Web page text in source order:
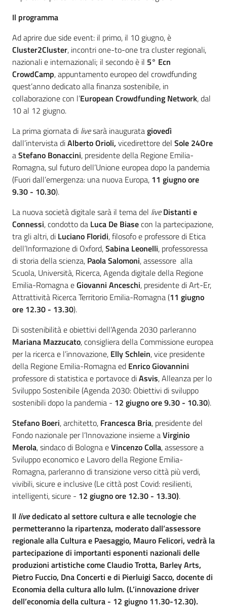
Il programma
Ad aprire due side event: il primo, il 10 giugno, è
Cluster2Cluster, incontri one-to-one tra cluster regionali,
nazionali e internazionali; il secondo è il 5° Ecn
CrowdCamp, appuntamento europeo del crowdfunding
quest’anno dedicato alla finanza sostenibile, in
collaborazione con l’European Crowdfunding Network, dal
10 al 12 giugno.
La prima giornata di livesarà inauguratagiovedì
dall’intervista diAlberto Orioli, vicedirettore del Sole 24Ore
aStefano Bonaccini, presidente della Regione Emilia-
Romagna, sul futuro dell’Unione europea dopo la pandemia
(Fuori dall’emergenza: una nuova Europa, 11 giugno ore
9.30 - 10.30).
La nuova società digitale sarà il tema del live Distanti e
Connessi, condotto da Luca De Biasecon la partecipazione,
tra gli altri, di Luciano Floridi, filosofo e professore di Etica
dell’Informazione di Oxford,Sabina Leonelli, professoressa
di storia della scienza, Paola Salomoni, assessore alla
Scuola, Università, Ricerca, Agenda digitale della Regione
Emilia-Romagna eGiovanni Anceschi, presidente di Art-Er,
Attrattività Ricerca Territorio Emilia-Romagna (11 giugno
ore 12.30 - 13.30).
Di sostenibilità e obiettivi dell’Agenda 2030 parleranno
Mariana Mazzucato, consigliera della Commissione europea
per la ricerca e l’innovazione, Elly Schlein, vice presidente
della Regione Emilia-Romagna ed Enrico Giovannini
professore di statistica e portavoce diAsvis, Alleanza per lo
Sviluppo Sostenibile (Agenda 2030: Obiettivi di sviluppo
sostenibili dopo la pandemia - 12 giugno ore 9.30 - 10.30).
Stefano Boeri, architetto, Francesca Bria, presidente del
Fondo nazionale per l’Innovazione insieme aVirginio
Merola, sindaco di Bologna eVincenzo Colla, assessore a
Sviluppo economico e Lavoro della Regione Emilia-
Romagna, parleranno di transizione verso città più verdi,
vivibili, sicure e inclusive (Le città post Covid: resilienti,
intelligenti, sicure - 12 giugno ore 12.30 - 13.30).
Il livededicato al settore cultura e alle tecnologie che
permetteranno la ripartenza, moderato dall’assessore
regionale alla Cultura e Paesaggio, Mauro Felicori, vedrà la
partecipazione di importanti esponenti nazionali delle
produzioni artistiche comeClaudio Trotta, Barley Arts,
Pietro Fuccio, Dna Concerti e di Pierluigi Sacco, docente di
Economia della cultura allo Iulm. (L’innovazione driver
dell’economia della cultura - 12 giugno 11.30-12.30).